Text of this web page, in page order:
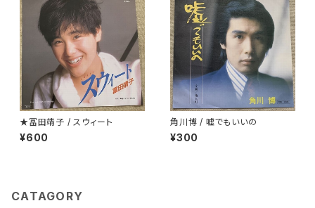
★冨田靖子 / スウィート
¥600
角川博 / 嘘でもいいの
¥300
CATAGORY